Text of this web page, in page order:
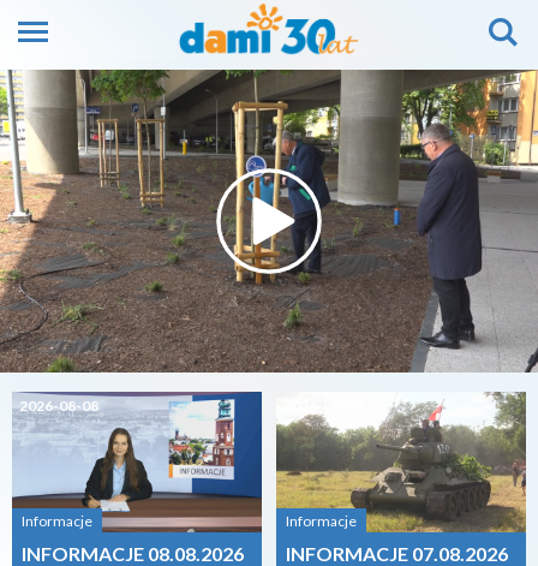
2026-08-08
Informacje
INFORMACJE 08.08.2026
Informacje
INFORMACJE 07.08.2026